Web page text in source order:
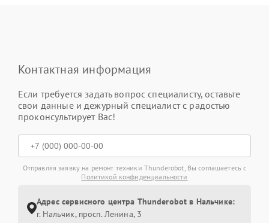
Контактная информация
Если требуется задать вопрос специалисту, оставьте
свои данные и дежурный специалист с радостью
проконсультирует Вас!
Отправляя заявку на ремонт техники Thunderobot, Вы соглашаетесь с
Политикой конфиденциальности
Адрес сервисного центра Thunderobot в Нальчике:
г. Нальчик, просп. Ленина, 3